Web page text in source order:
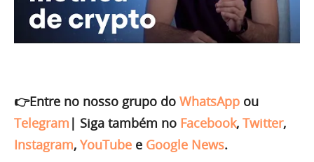
👉Entre no nosso grupo do WhatsApp ou
Telegram | Siga também no Facebook, Twitter,
Instagram, YouTube e Google News.